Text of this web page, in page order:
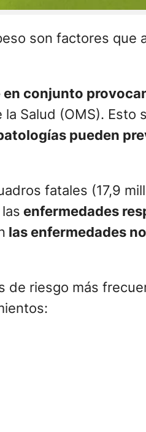
son factores que
conjunto
Salud (OMS). Esto
pueden
fatales (17,9
enfermedades
las enfermedades no
de riesgo más